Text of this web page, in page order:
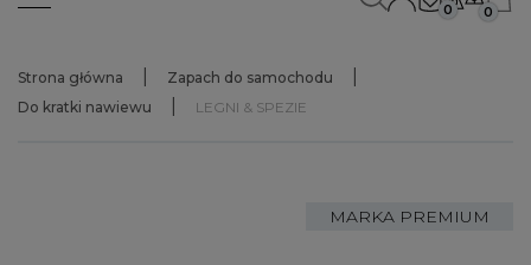
0 0
Strona główna
Zapach do samochodu
Do kratki nawiewu
LEGNI & SPEZIE
MARKA PREMIUM